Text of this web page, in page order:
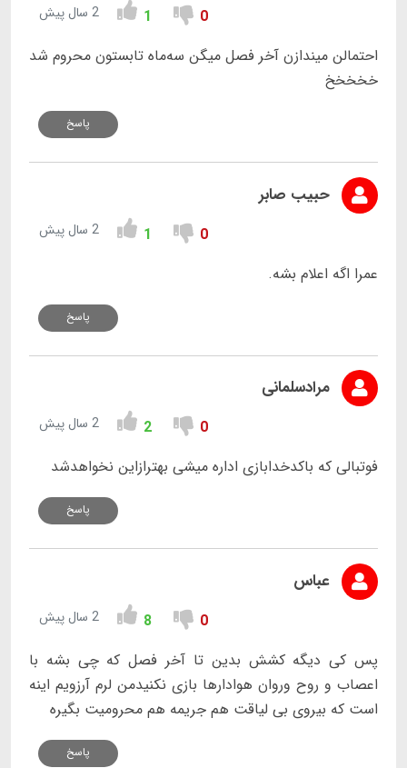
0
1 2 سال پیش
احتمالن میندازن آخر فصل میگن سه‌ماه تابستون محروم شد
خخخخخ
پاسخ
حبیب صابر
0
1 2 سال پیش
عمرا اگه اعلام بشه.
پاسخ
مرادسلمانی
0
2 2 سال پیش
فوتبالی که باکدخدابازی اداره میشی بهترازاین نخواهدشد
پاسخ
عباس
0
8 2 سال پیش
پس کی دیگه کشش بدین تا آخر فصل که چی بشه با
اعصاب و روح وروان هوادارها بازی نکنیدمن لرم آرزویم اینه
است که بیروی بی لیاقت هم جریمه هم محرومیت بگیره
پاسخ